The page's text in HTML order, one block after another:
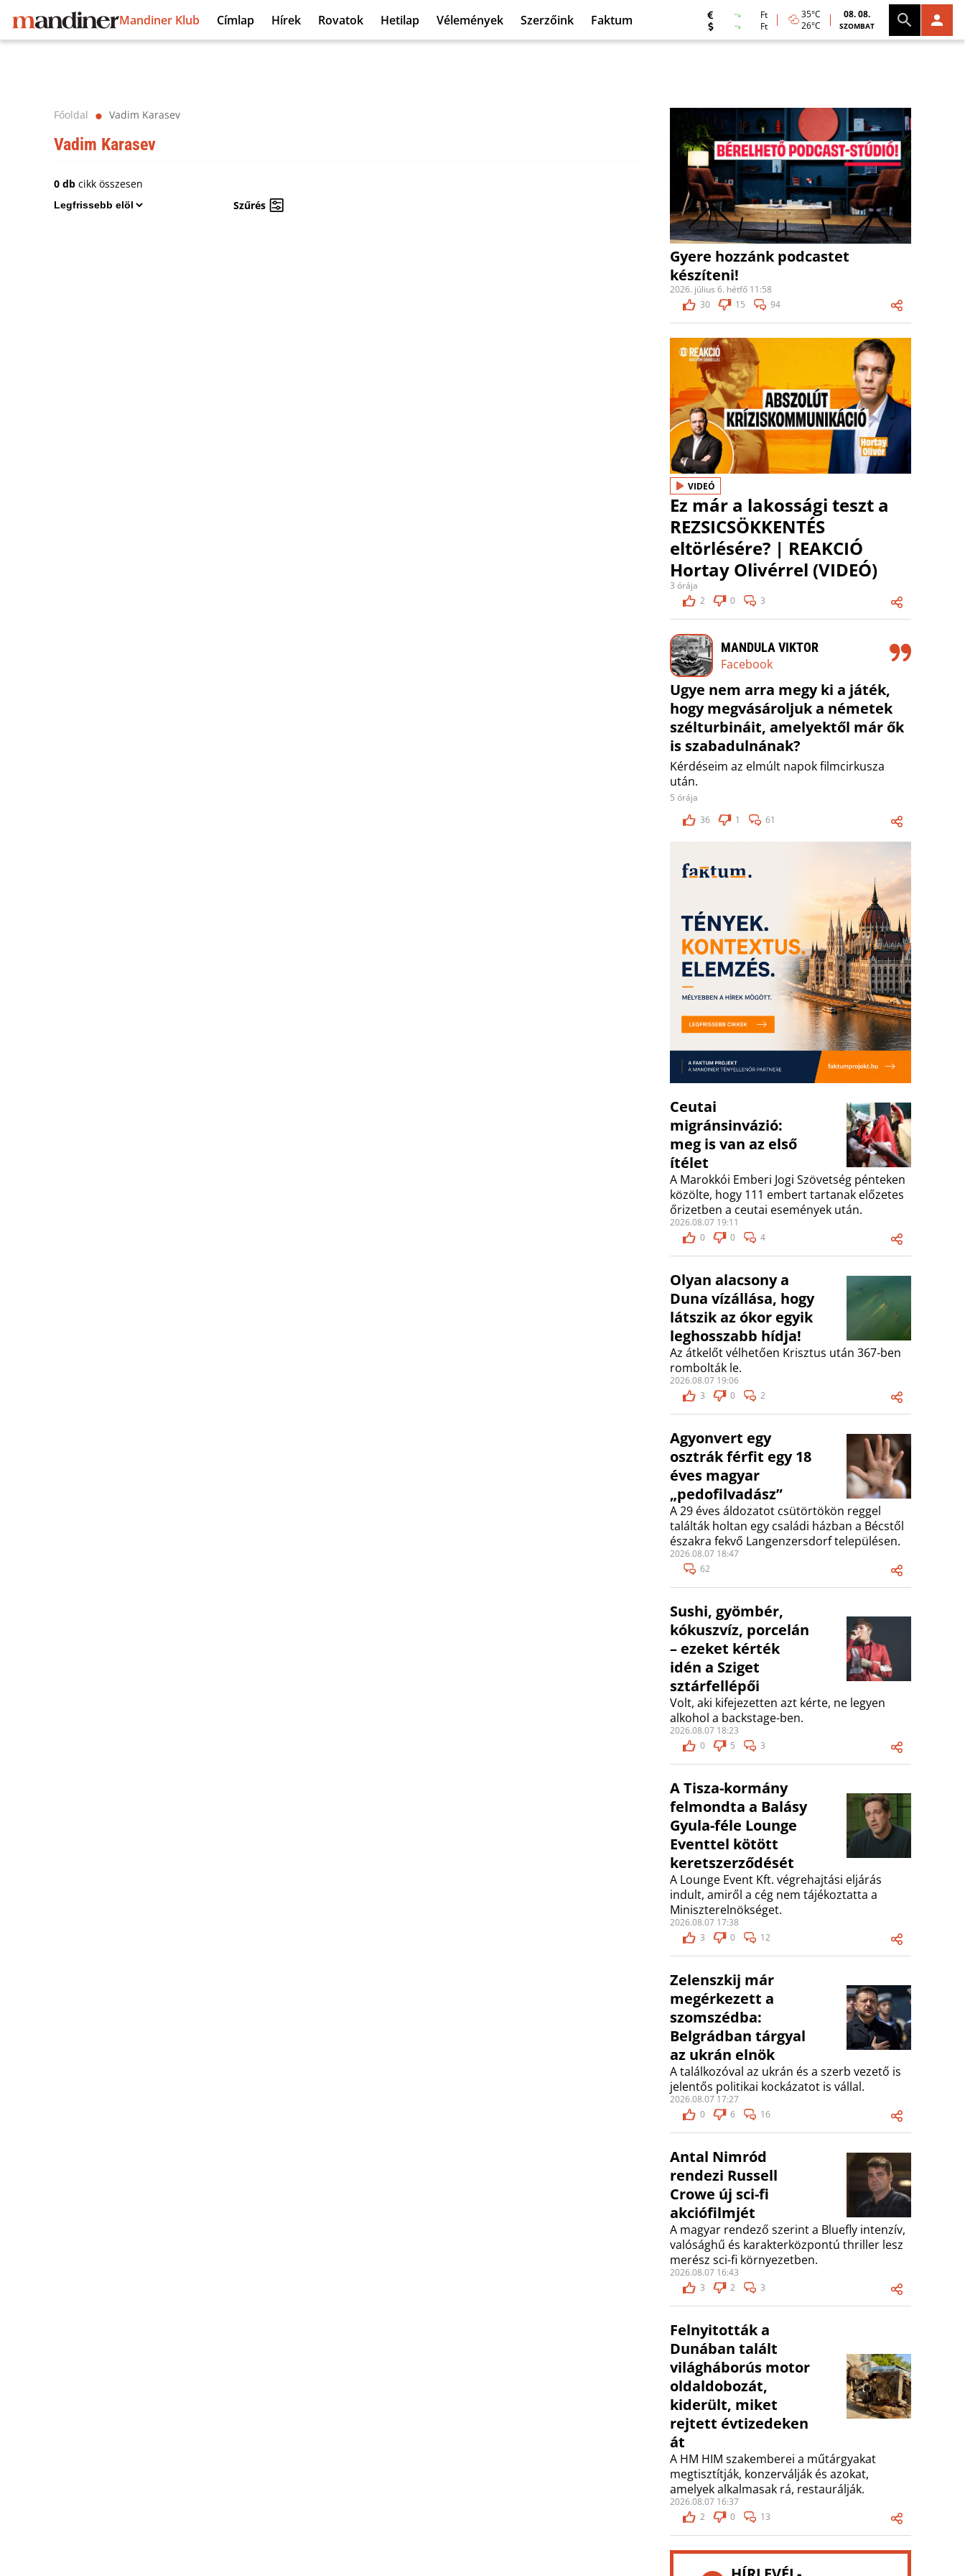
Mandiner Klub Címlap Hírek Rovatok Hetilap Vélemények Szerzőink Faktum
Ft
Ft
35°C
26°C
08. 08.
SZOMBAT
Főoldal ⬤ Vadim Karasev
Vadim Karasev
0 db cikk összesen
Szűrés
Gyere hozzánk podcastet
készíteni!
2026. július 6. hétfő 11:58
30
15 94
VIDEÓ
Ez már a lakossági teszt a
REZSICSÖKKENTÉS
eltörlésére? | REAKCIÓ
Hortay Olivérrel (VIDEÓ)
3 órája
2
0 3
MANDULA VIKTOR
Facebook
Ugye nem arra megy ki a játék,
hogy megvásároljuk a németek
szélturbináit, amelyektől már ők
is szabadulnának?
Kérdéseim az elmúlt napok filmcirkusza
után.
5 órája
36
1 61
Ceutai
migránsinvázió:
meg is van az első
ítélet
A Marokkói Emberi Jogi Szövetség pénteken
közölte, hogy 111 embert tartanak előzetes
őrizetben a ceutai események után.
2026.08.07 19:11
0
0 4
Olyan alacsony a
Duna vízállása, hogy
látszik az ókor egyik
leghosszabb hídja!
Az átkelőt vélhetően Krisztus után 367-ben
rombolták le.
2026.08.07 19:06
3
0 2
Agyonvert egy
osztrák férfit egy 18
éves magyar
„pedofilvadász”
A 29 éves áldozatot csütörtökön reggel
találták holtan egy családi házban a Bécstől
északra fekvő Langenzersdorf településen.
2026.08.07 18:47
62
Sushi, gyömbér,
kókuszvíz, porcelán
– ezeket kérték
idén a Sziget
sztárfellépői
Volt, aki kifejezetten azt kérte, ne legyen
alkohol a backstage-ben.
2026.08.07 18:23
0
5 3
A Tisza-kormány
felmondta a Balásy
Gyula-féle Lounge
Eventtel kötött
keretszerződését
A Lounge Event Kft. végrehajtási eljárás
indult, amiről a cég nem tájékoztatta a
Miniszterelnökséget.
2026.08.07 17:38
3
0 12
Zelenszkij már
megérkezett a
szomszédba:
Belgrádban tárgyal
az ukrán elnök
A találkozóval az ukrán és a szerb vezető is
jelentős politikai kockázatot is vállal.
2026.08.07 17:27
0
6 16
Antal Nimród
rendezi Russell
Crowe új sci-fi
akciófilmjét
A magyar rendező szerint a Bluefly intenzív,
valósághű és karakterközpontú thriller lesz
merész sci-fi környezetben.
2026.08.07 16:43
3
2 3
Felnyitották a
Dunában talált
világháborús motor
oldaldobozát,
kiderült, miket
rejtett évtizedeken
át
A HM HIM szakemberei a műtárgyakat
megtisztítják, konzerválják és azokat,
amelyek alkalmasak rá, restaurálják.
2026.08.07 16:37
2
0 13